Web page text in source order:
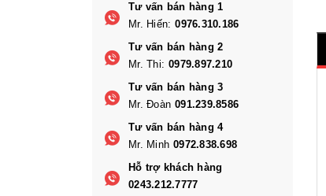
Tư vấn bán hàng 1
Mr. Hiến: 0976.310.186
Tư vấn bán hàng 2
Mr. Thi: 0979.897.210
Tư vấn bán hàng 3
Mr. Đoàn 091.239.8586
Tư vấn bán hàng 4
Mr. Minh 0972.838.698
Hỗ trợ khách hàng
0243.212.7777